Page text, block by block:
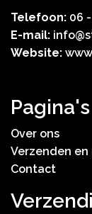
Telefoon: 06
E-mail:
Website:
Pagina's
Over ons
Verzenden
Contact